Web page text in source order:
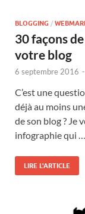
BLOGGING /
30 façons
votre blog
6 septembre 2016 -
C’est une
déjà au moins
de son blog ? Je
infographie qui …
LIRE L'ARTICLE